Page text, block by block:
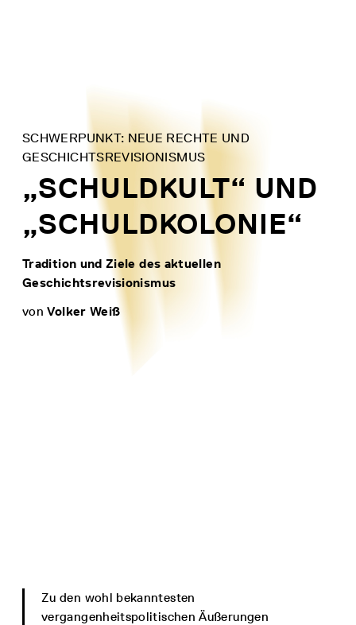
SCHWERPUNKT: NEUE RECHTE UND
GESCHICHTSREVISIONISMUS
„SCHULDKULT“ UND
„SCHULDKOLONIE“
Tradition und Ziele des aktuellen
Geschichtsrevisionismus
vonVolker Weiß
Zu den wohl bekanntesten
vergangenheitspolitischen Äußerungen